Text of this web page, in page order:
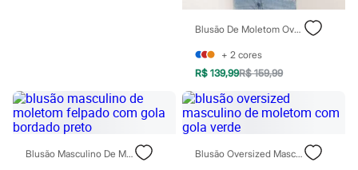
Tops
Moda íntima
Calcinhas
Cintas e Modeladores
Meias
Blusão De Moletom Oversized Com Capuz Verde
+ 2 cores
R$ 139,99R$ 159,99
Blusão Masculino De Moletom Felpado Com Gola Bordado Preto Blusão Oversized Masculino De Moletom Com Gola Verde